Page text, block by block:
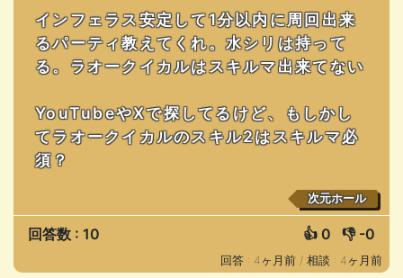
インフェラス安定して1分以内に周回出来
るパーティ教えてくれ。水シリは持って
る。ラオークイカルはスキルマ出来てない
YouTubeやXで探してるけど、もしかし
てラオークイカルのスキル2はスキルマ必
須？
次元ホール
回答数 : 10 👍 0 👎 -0
回答 : 4ヶ月前 / 相談 : 4ヶ月前